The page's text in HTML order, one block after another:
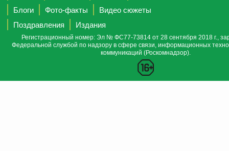
Блоги
Фото-факты
Видео сюжеты
Поздравления
Издания
Регистрационный номер: Эл № ФС77-73814 от 28 сентября 2018 г.,
Федеральной службой по надзору в сфере связи, информационных
коммуникаций (Роскомнадзор).